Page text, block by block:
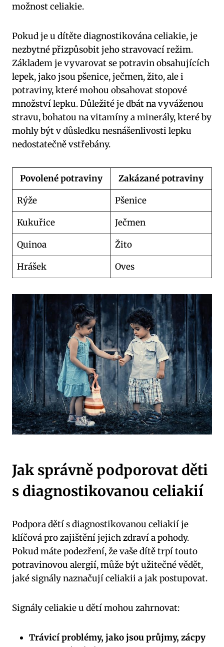
možnost celiakie.
Pokud je u dítěte diagnostikována celiakie, je
nezbytné přizpůsobit jeho stravovací režim.
Základem je vyvarovat se potravin obsahujících
lepek, jako jsou pšenice, ječmen, žito, ale i
potraviny, které mohou obsahovat stopové
množství lepku. Důležité je dbát na vyváženou
stravu, bohatou na vitamíny a minerály, které by
mohly být v důsledku nesnášenlivosti lepku
nedostatečně vstřebány.
Povolené potraviny
Zakázané potraviny
‎Rýže
Pšenice
Kukuřice
‎Ječmen
‎Quinoa
‎Žito
‎Hrášek
‎Oves
Jak správně podporovat děti
s diagnostikovanou celiakií
Podpora dětí s diagnostikovanou celiakií je
klíčová pro zajištění jejich zdraví a pohody.
Pokud máte podezření, že vaše dítě trpí touto
potravinovou alergií, může být užitečné vědět,
jaké signály naznačují celiakii a jak postupovat.
Signály celiakie u dětí mohou zahrnovat:
Trávicí problémy, jako jsou průjmy, zácpy